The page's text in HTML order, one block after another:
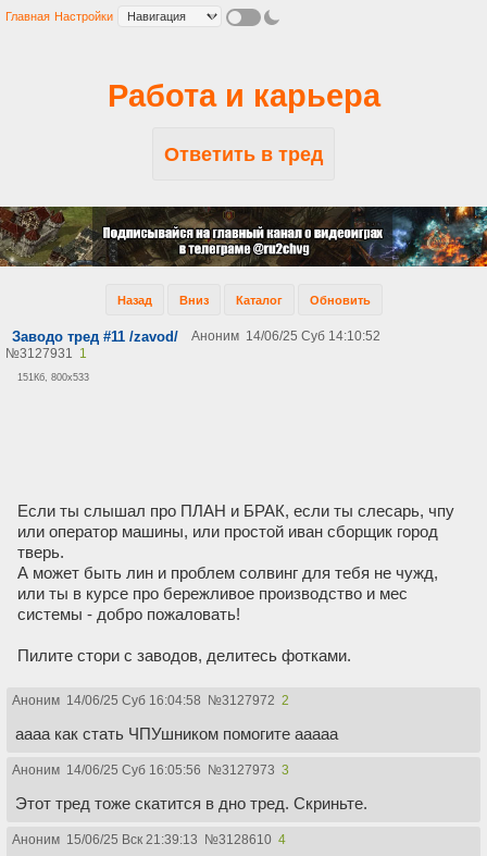
Главная Настройки
Работа и карьера
Ответить в тред
Назад Вниз Каталог Обновить
Заводо тред #11 /zavod/ Аноним 14/06/25 Суб 14:10:52
№3127931 1
151Кб, 800x533
Если ты слышал про ПЛАН и БРАК, если ты слесарь, чпу
или оператор машины, или простой иван сборщик город
тверь.
А может быть лин и проблем солвинг для тебя не чужд,
или ты в курсе про бережливое производство и мес
системы - добро пожаловать!
Пилите стори с заводов, делитесь фотками.
Аноним 14/06/25 Суб 16:04:58 №3127972 2
аааа как стать ЧПУшником помогите ааааа
Аноним 14/06/25 Суб 16:05:56 №3127973 3
Этот тред тоже скатится в дно тред. Скриньте.
Аноним 15/06/25 Вск 21:39:13 №3128610 4